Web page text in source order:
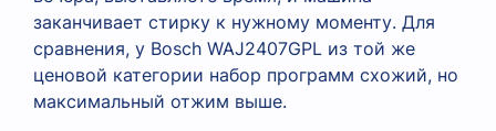
заканчивает стирку к нужному моменту. Для
сравнения, у Bosch WAJ2407GPL из той же
ценовой категории набор программ схожий, но
максимальный отжим выше.